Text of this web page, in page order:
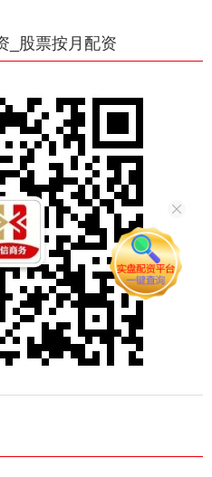
_股票按月配资